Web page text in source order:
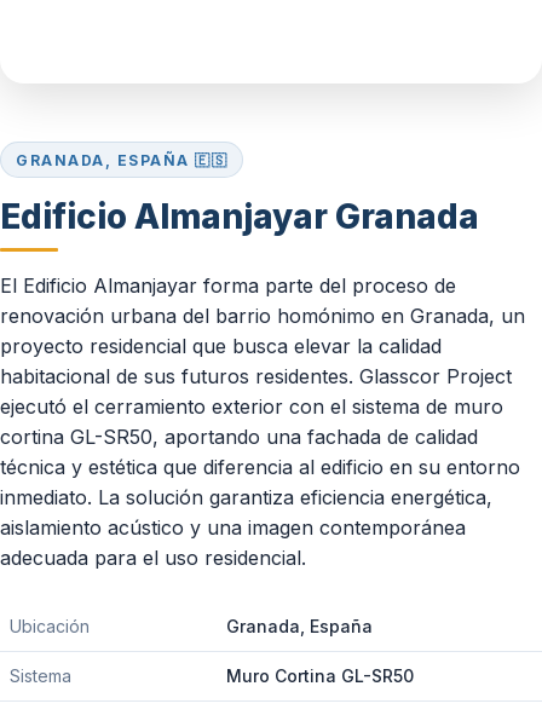
GRANADA, ESPAÑA 🇪🇸
Edificio Almanjayar Granada
El Edificio Almanjayar forma parte del proceso de
renovación urbana del barrio homónimo en Granada, un
proyecto residencial que busca elevar la calidad
habitacional de sus futuros residentes. Glasscor Project
ejecutó el cerramiento exterior con el sistema de muro
cortina GL-SR50, aportando una fachada de calidad
técnica y estética que diferencia al edificio en su entorno
inmediato. La solución garantiza eficiencia energética,
aislamiento acústico y una imagen contemporánea
adecuada para el uso residencial.
Ubicación Granada, España
Sistema Muro Cortina GL-SR50